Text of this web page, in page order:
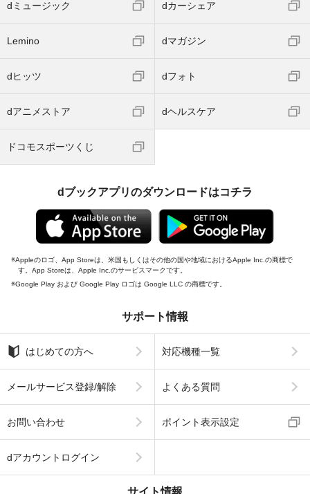
dミュージック dカーシェア
Lemino dマガジン
dヒッツ dフォト
dアニメストア dヘルスケア
ドコモスポーツくじ
dブックアプリのダウンロードはコチラ
Appleのロゴ、App Storeは、米国もしくはその他の国や地域におけるApple Inc.の商標で
す。App Storeは、Apple Inc.のサービスマークです。
Google Play および Google Play ロゴは Google LLC の商標です。
サポート情報
はじめての方へ 対応機種一覧
メールサービス登録/解除 よくある質問
お問い合わせ ポイント表示設定
dアカウントログイン
サイト情報